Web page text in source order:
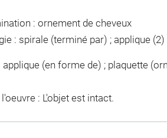
: ornement de cheveux
: spirale (terminé par) ; applique (2)
applique (en forme de) ; plaquette
: L'objet est intact.